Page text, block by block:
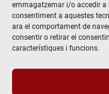
emmagatzemar i/o accedir a
consentiment a aquestes
ara el comportament de
consentir o retirar el
característiques i funcions.